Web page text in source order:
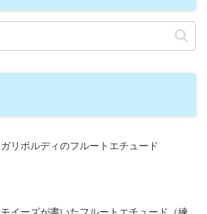
ガリボルディのフルートエチュード